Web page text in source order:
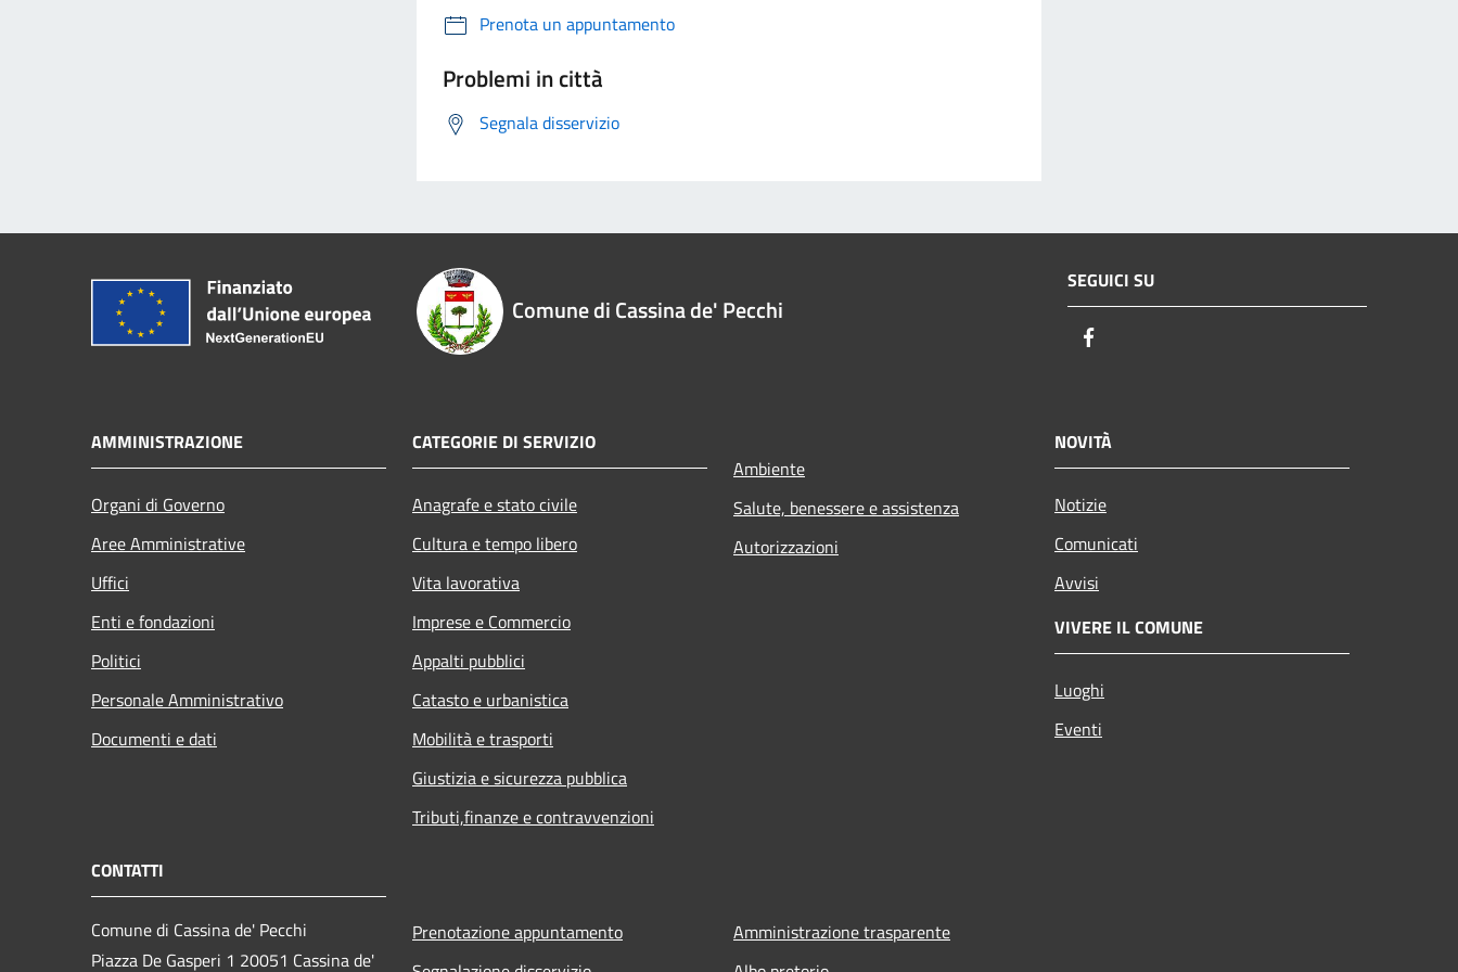
Prenota un appuntamento
Problemi in città
Segnala disservizio
Comune di Cassina de' Pecchi
SEGUICI SU
AMMINISTRAZIONE
Organi di Governo
Aree Amministrative
Uffici
Enti e fondazioni
Politici
Personale Amministrativo
Documenti e dati
CATEGORIE DI SERVIZIO
Anagrafe e stato civile
Cultura e tempo libero
Vita lavorativa
Imprese e Commercio
Appalti pubblici
Catasto e urbanistica
Mobilità e trasporti
Giustizia e sicurezza pubblica
Tributi,finanze e contravvenzioni
Ambiente
Salute, benessere e assistenza
Autorizzazioni
NOVITÀ
Notizie
Comunicati
Avvisi
VIVERE IL COMUNE
Luoghi
Eventi
CONTATTI
Comune di Cassina de' Pecchi
Piazza De Gasperi 1 20051 Cassina de'
Prenotazione appuntamento
Amministrazione trasparente